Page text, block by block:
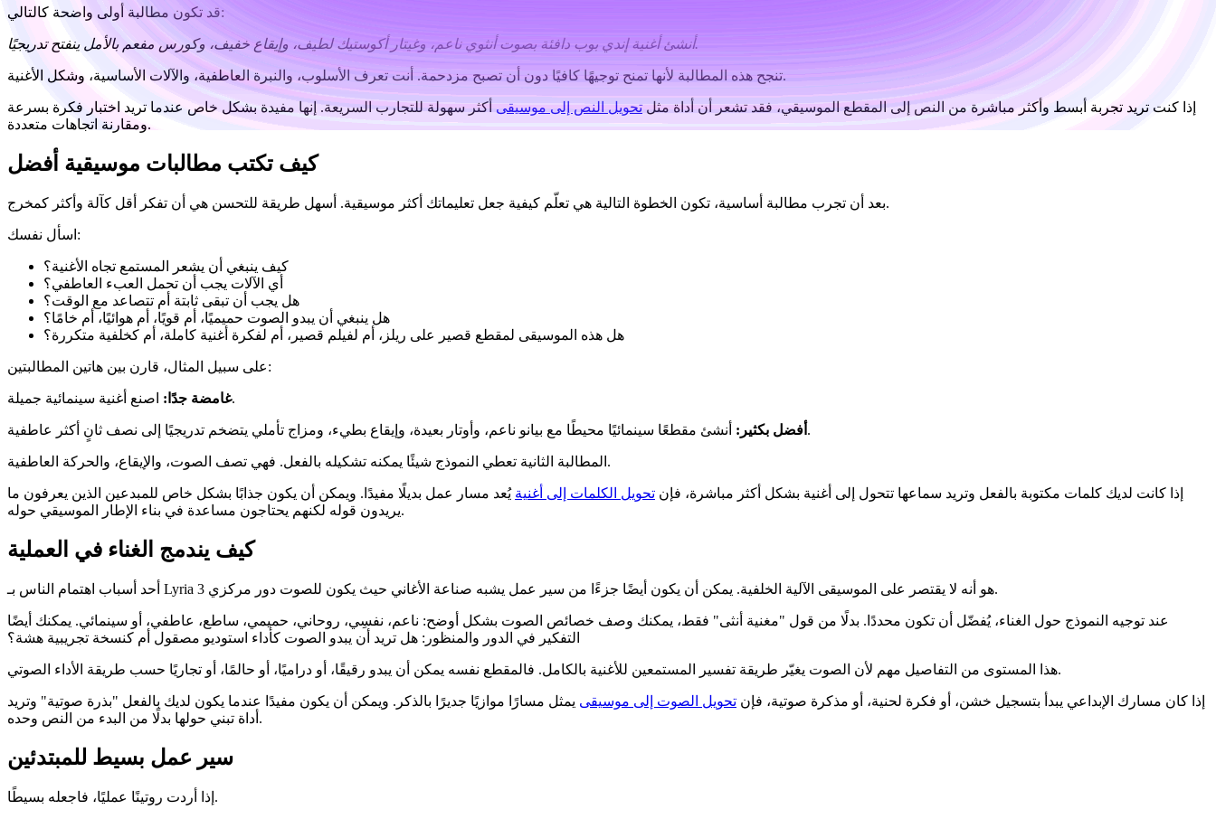
قد تكون مطالبة أولى واضحة كالتالي:
أنشئ أغنية إندي بوب دافئة بصوت أنثوي ناعم، وغيتار أكوستيك لطيف، وإيقاع خفيف، وكورس مفعم بالأمل ينفتح تدريجيًا.
تنجح هذه المطالبة لأنها تمنح توجيهًا كافيًا دون أن تصبح مزدحمة. أنت تعرف الأسلوب، والنبرة العاطفية، والآلات الأساسية، وشكل الأغنية.
إذا كنت تريد تجربة أبسط وأكثر مباشرة من النص إلى المقطع الموسيقي، فقد تشعر أن أداة مثل تحويل النص إلى موسيقى أكثر سهولة للتجارب السريعة. إنها مفيدة بشكل خاص عندما تريد اختبار فكرة بسرعة
ومقارنة اتجاهات متعددة.
كيف تكتب مطالبات موسيقية أفضل
بعد أن تجرب مطالبة أساسية، تكون الخطوة التالية هي تعلّم كيفية جعل تعليماتك أكثر موسيقية. أسهل طريقة للتحسن هي أن تفكر أقل كآلة وأكثر كمخرج.
اسأل نفسك:
كيف ينبغي أن يشعر المستمع تجاه الأغنية؟
أي الآلات يجب أن تحمل العبء العاطفي؟
هل يجب أن تبقى ثابتة أم تتصاعد مع الوقت؟
هل ينبغي أن يبدو الصوت حميميًا، أم قويًا، أم هوائيًا، أم خامًا؟
هل هذه الموسيقى لمقطع قصير على ريلز، أم لفيلم قصير، أم لفكرة أغنية كاملة، أم كخلفية متكررة؟
على سبيل المثال، قارن بين هاتين المطالبتين:
غامضة جدًا:اصنع أغنية سينمائية جميلة.
أفضل بكثير: أنشئ مقطعًا سينمائيًا محيطًا مع بيانو ناعم، وأوتار بعيدة، وإيقاع بطيء، ومزاج تأملي يتضخم تدريجيًا إلى نصف ثانٍ أكثر عاطفية.
المطالبة الثانية تعطي النموذج شيئًا يمكنه تشكيله بالفعل. فهي تصف الصوت، والإيقاع، والحركة العاطفية.
إذا كانت لديك كلمات مكتوبة بالفعل وتريد سماعها تتحول إلى أغنية بشكل أكثر مباشرة، فإن تحويل الكلمات إلى أغنية يُعد مسار عمل بديلًا مفيدًا. ويمكن أن يكون جذابًا بشكل خاص للمبدعين الذين يعرفون ما
يريدون قوله لكنهم يحتاجون مساعدة في بناء الإطار الموسيقي حوله.
كيف يندمج الغناء في العملية
أحد أسباب اهتمام الناس بـ Lyria 3 هو أنه لا يقتصر على الموسيقى الآلية الخلفية. يمكن أن يكون أيضًا جزءًا من سير عمل يشبه صناعة الأغاني حيث يكون للصوت دور مركزي.
عند توجيه النموذج حول الغناء، يُفضّل أن تكون محددًا. بدلًا من قول "مغنية أنثى" فقط، يمكنك وصف خصائص الصوت بشكل أوضح: ناعم، نفسِي، روحاني، حميمي، ساطع، عاطفي، أو سينمائي. يمكنك أيضًا
التفكير في الدور والمنظور: هل تريد أن يبدو الصوت كأداء استوديو مصقول أم كنسخة تجريبية هشة؟
هذا المستوى من التفاصيل مهم لأن الصوت يغيّر طريقة تفسير المستمعين للأغنية بالكامل. فالمقطع نفسه يمكن أن يبدو رقيقًا، أو دراميًا، أو حالمًا، أو تجاريًا حسب طريقة الأداء الصوتي.
إذا كان مسارك الإبداعي يبدأ بتسجيل خشن، أو فكرة لحنية، أو مذكرة صوتية، فإن تحويل الصوت إلى موسيقى يمثل مسارًا موازيًا جديرًا بالذكر. ويمكن أن يكون مفيدًا عندما يكون لديك بالفعل "بذرة صوتية" وتريد
أداة تبني حولها بدلًا من البدء من النص وحده.
سير عمل بسيط للمبتدئين
إذا أردت روتينًا عمليًا، فاجعله بسيطًا.